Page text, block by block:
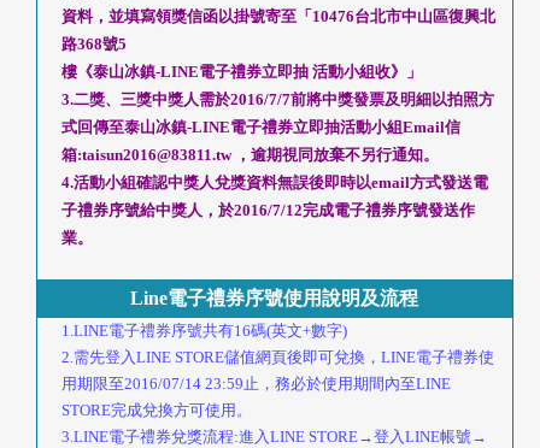
資料，並填寫領獎信函以掛號寄至「10476台北市中山區復興北
路368號5
樓《泰山冰鎮-LINE電子禮券立即抽 活動小組收》」
3.二獎、三獎中獎人需於2016/7/7前將中獎發票及明細以拍照方
式回傳至泰山冰鎮-LINE電子禮券立即抽活動小組Email信
箱:taisun2016@83811.tw，逾期視同放棄不另行通知。
4.活動小組確認中獎人兌獎資料無誤後即時以email方式發送電
子禮券序號給中獎人，於2016/7/12完成電子禮券序號發送作
業。
Line電子禮券序號使用說明及流程
1.LINE電子禮券序號共有16碼(英文+數字)
2.需先登入LINE STORE儲值網頁後即可兌換，LINE電子禮券使
用期限至2016/07/14 23:59止，務必於使用期間內至LINE
STORE完成兌換方可使用。
3.LINE電子禮券兌獎流程:進入LINE STORE→登入LINE帳號→